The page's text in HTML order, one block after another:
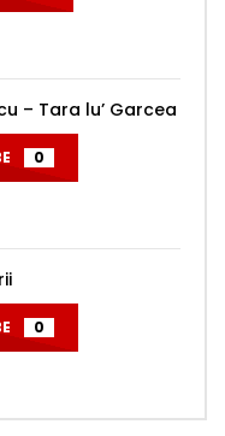
– Tara lu’ Garcea
0
0